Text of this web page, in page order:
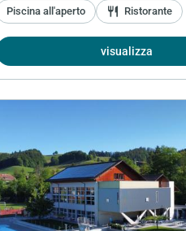
Piscina all'aperto restaurant Ristorante
visualizza